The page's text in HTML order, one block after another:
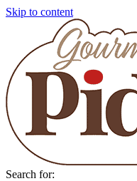
Skip to content
Search for: